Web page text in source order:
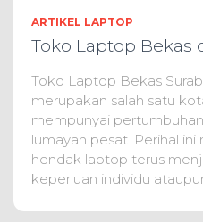
ARTIKEL LAPTOP
Toko Laptop Bekas
Toko Laptop Bekas
merupakan salah satu
mempunyai
lumayan pesat. Perihal
hendak laptop terus
keperluan individu